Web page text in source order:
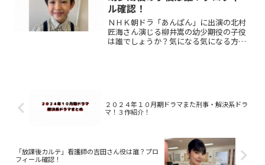
ル確認！
ＮＨＫ朝ドラ「あんぱん」に出演の北村
匠海さん演じる柳井嵩の幼少期役の子役
は誰でしょうか？気になる気になる方が
２０２４年１０月期ドラマまた刑事・解決系ドラ
マ！３作紹介！
「放課後カルテ」看護師の吉田さん役は誰？プロ
フィール確認！